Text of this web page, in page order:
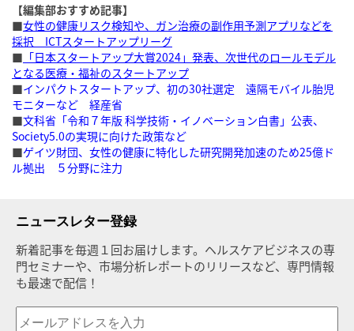
【編集部おすすめ記事】
■女性の健康リスク検知や、ガン治療の副作用予測アプリなどを
採択 ICTスタートアップリーグ
■ 「日本スタートアップ大賞2024」発表、次世代のロールモデル
となる医療・福祉のスタートアップ
■インパクトスタートアップ、初の30社選定 遠隔モバイル胎児
モニターなど 経産省
■文科省「令和７年版 科学技術・イノベーション白書」公表、
Society5.0の実現に向けた政策など
■ゲイツ財団、女性の健康に特化した研究開発加速のため25億ド
ル拠出 ５分野に注力
ニュースレター登録
新着記事を毎週１回お届けします。ヘルスケアビジネスの専
門セミナーや、市場分析レポートのリリースなど、専門情報
も最速で配信！